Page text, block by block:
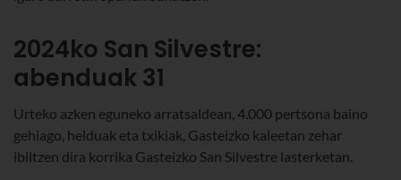
2024ko San Silvestre:
abenduak 31
Urteko azken eguneko arratsaldean, 4.000 pertsona baino
gehiago, helduak eta txikiak, Gasteizko kaleetan zehar
ibiltzen dira korrika Gasteizko San Silvestre lasterketan.